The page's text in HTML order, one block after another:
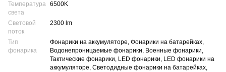
Температура
света
6500K
Световой
поток
2300 lm
Тип
фонарика
Фонарики на аккумуляторе, Фонарики на батарейках,
Водонепроницаемые фонарики, Военные фонарики,
Тактические фонарики, LED фонарики, LED фонарики на
аккумуляторе, Светодидные фонарики на батарейках,